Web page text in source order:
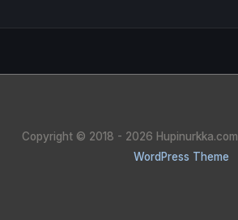
Copyright © 2018 - 2026 Hupinurkka.com
WordPress Theme